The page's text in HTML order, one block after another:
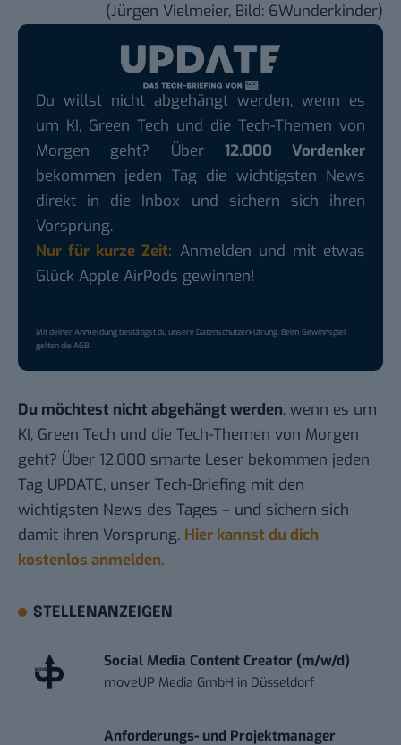
(Jürgen Vielmeier, Bild: 6Wunderkinder)
Du willst nicht abgehängt werden, wenn es
um KI, Green Tech und die Tech-Themen von
Morgen geht? Über 12.000 Vordenker
bekommen jeden Tag die wichtigsten News
direkt in die Inbox und sichern sich ihren
Vorsprung.
Nur für kurze Zeit: Anmelden und mit etwas
Glück Apple AirPods gewinnen!
Mit deiner Anmeldung bestätigst du unsereDatenschutzerklärung. Beim Gewinnspiel
gelten dieAGB.
Du möchtest nicht abgehängt werden, wenn es um
KI, Green Tech und die Tech-Themen von Morgen
geht? Über 12.000 smarte Leser bekommen jeden
Tag UPDATE, unser Tech-Briefing mit den
wichtigsten News des Tages – und sichern sich
damit ihren Vorsprung. Hier kannst du dich
kostenlos anmelden.
STELLENANZEIGEN
Social Media Content Creator (m/w/d)
moveUP Media GmbH in Düsseldorf
Anforderungs- und Projektmanager